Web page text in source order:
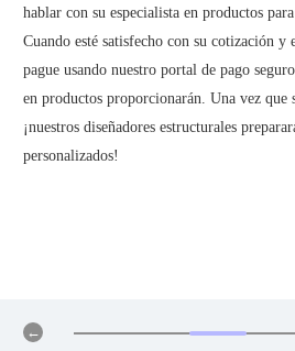
hablar con su especialista en productos
Cuando esté satisfecho con su cotización y
pague usando nuestro portal de pago
en productos proporcionarán. Una vez que
¡nuestros diseñadores estructurales
personalizados!